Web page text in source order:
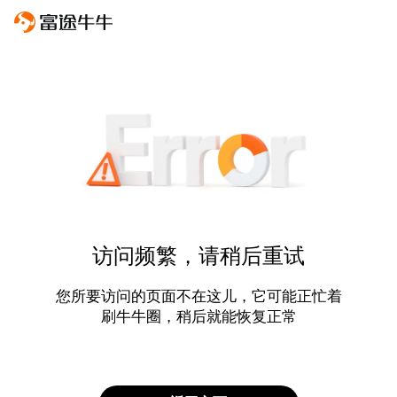
访问频繁，请稍后重试
您所要访问的页面不在这儿，它可能正忙着
刷牛牛圈，稍后就能恢复正常